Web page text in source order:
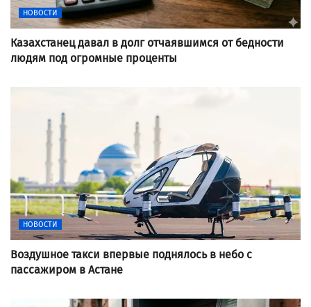
НОВОСТИ
Казахстанец давал в долг отчаявшимся от бедности
людям под огромные проценты
НОВОСТИ
Воздушное такси впервые поднялось в небо с
пассажиром в Астане